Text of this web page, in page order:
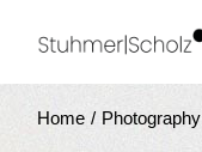
Home Photography